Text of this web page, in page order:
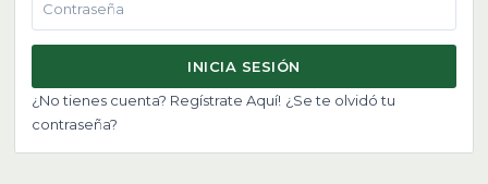
INICIA SESIÓN
¿No tienes cuenta? Regístrate Aquí! ¿Se te olvidó tu
contraseña?